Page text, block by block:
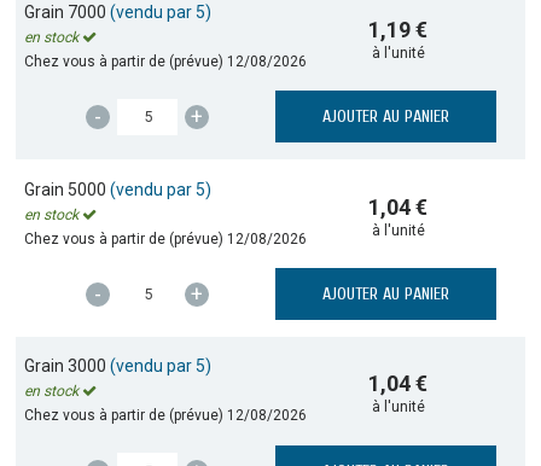
Grain 7000(vendu par 5)
en stock
Chez vous à partir de (prévue) 12/08/2026
1,19 €
à l'unité
- + AJOUTER AU PANIER
Grain 5000(vendu par 5)
en stock
Chez vous à partir de (prévue) 12/08/2026
1,04 €
à l'unité
- + AJOUTER AU PANIER
Grain 3000(vendu par 5)
en stock
Chez vous à partir de (prévue) 12/08/2026
1,04 €
à l'unité